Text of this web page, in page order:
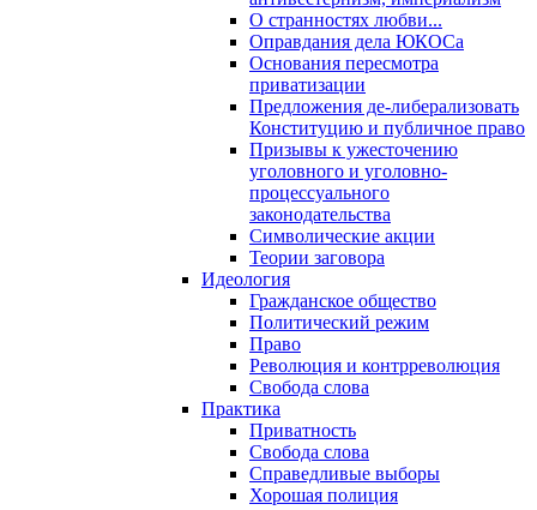
О странностях любви...
Оправдания дела ЮКОСа
Основания пересмотра
приватизации
Предложения де-либерализовать
Конституцию и публичное право
Призывы к ужесточению
уголовного и уголовно-
процессуального
законодательства
Символические акции
Теории заговора
Идеология
Гражданское общество
Политический режим
Право
Революция и контрреволюция
Свобода слова
Практика
Приватность
Свобода слова
Справедливые выборы
Хорошая полиция